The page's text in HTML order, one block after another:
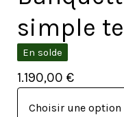
simple
En solde
1.190,00 €